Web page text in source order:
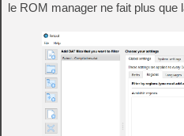
le ROM manager ne fait plus que